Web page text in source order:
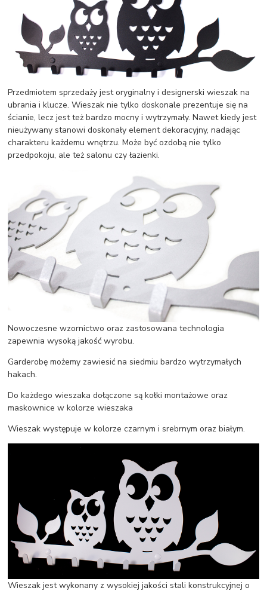
Przedmiotem sprzedaży jest oryginalny i designerski wieszak na
ubrania i klucze. Wieszak nie tylko doskonale prezentuje się na
ścianie, lecz jest też bardzo mocny i wytrzymały. Nawet kiedy jest
nieużywany stanowi doskonały element dekoracyjny, nadając
charakteru każdemu wnętrzu. Może być ozdobą nie tylko
przedpokoju, ale też salonu czy łazienki.
Nowoczesne wzornictwo oraz zastosowana technologia
zapewnia wysoką jakość wyrobu.
Garderobę możemy zawiesić na siedmiu bardzo wytrzymałych
hakach.
Do każdego wieszaka dołączone są kołki montażowe oraz
maskownice w kolorze wieszaka
Wieszak występuje w kolorze czarnym i srebrnym oraz białym.
Wieszak jest wykonany z wysokiej jakości stali konstrukcyjnej o